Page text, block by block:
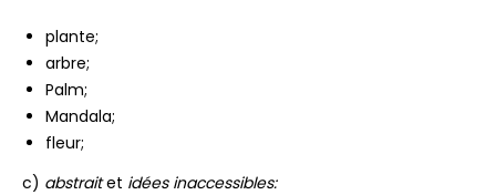
plante;
arbre;
Palm;
Mandala;
fleur;
c) abstraitet idées inaccessibles: